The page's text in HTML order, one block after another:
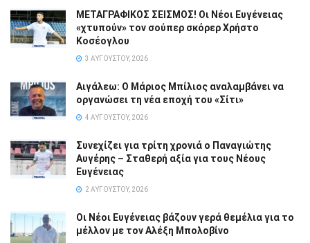
ΜΕΤΑΓΡΑΦΙΚΟΣ ΣΕΙΣΜΟΣ! Οι Νέοι Ευγένειας
«χτυπούν» τον σούπερ σκόρερ Χρήστο
Κοσέογλου
3 ΑΥΓΟΎΣΤΟΥ, 2026
Αιγάλεω: Ο Μάριος Μπίλιος αναλαμβάνει να
οργανώσει τη νέα εποχή του «Σίτι»
4 ΑΥΓΟΎΣΤΟΥ, 2026
Συνεχίζει για τρίτη χρονιά ο Παναγιώτης
Αυγέρης – Σταθερή αξία για τους Νέους
Ευγένειας
2 ΑΥΓΟΎΣΤΟΥ, 2026
Οι Νέοι Ευγένειας βάζουν γερά θεμέλια για το
μέλλον με τον Αλέξη Μπολοβίνο